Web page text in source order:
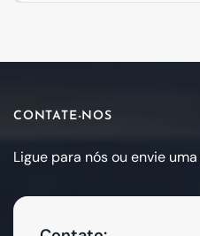
CONTATE-NOS
Ligue para nós ou envie